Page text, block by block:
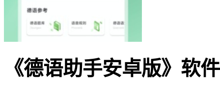
《德语助手安卓版》软